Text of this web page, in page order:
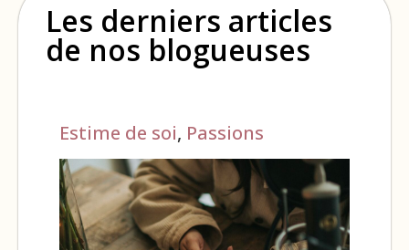
Les derniers articles
de nos blogueuses
Estime de soi, Passions